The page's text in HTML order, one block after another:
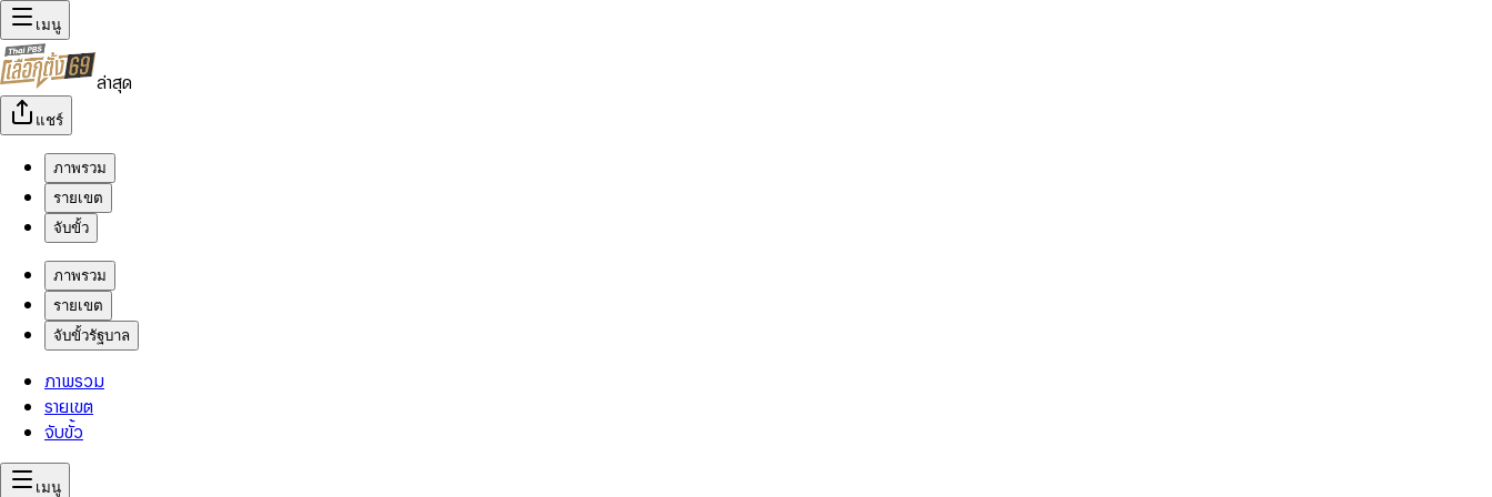
เมนู
ล่าสุด
แชร์
ภาพรวม
รายเขต
จับขั้ว
ภาพรวม
รายเขต
จับขั้วรัฐบาล
ภาพรวม
รายเขต
จับขั้ว
เมนู